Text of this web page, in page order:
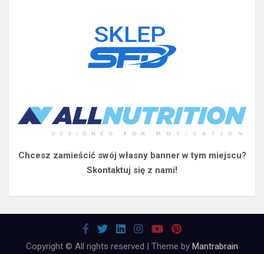
Chcesz zamieścić swój własny banner w tym miejscu?
Skontaktuj się z nami!
Copyright © All rights reserved | Theme by Mantrabrain